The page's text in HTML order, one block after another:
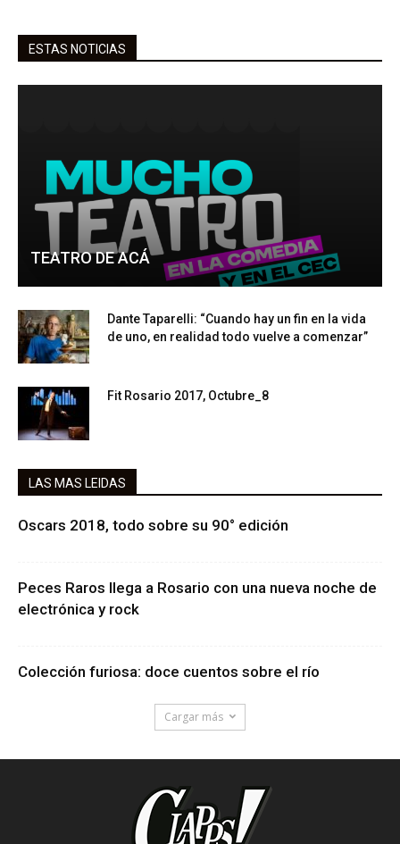
ESTAS NOTICIAS
TEATRO DE ACÁ
Dante Taparelli: “Cuando hay un fin en la vida
de uno, en realidad todo vuelve a comenzar”
Fit Rosario 2017, Octubre_8
LAS MAS LEIDAS
Oscars 2018, todo sobre su 90° edición
Peces Raros llega a Rosario con una nueva noche de
electrónica y rock
Colección furiosa: doce cuentos sobre el río
Cargar más